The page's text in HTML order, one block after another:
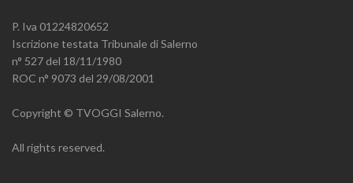
P. Iva 01224820652
Iscrizione testata Tribunale di Salerno
n° 527 del 18/11/1980
ROC n° 9073 del 29/08/2001
Copyright © TVOGGI Salerno.
All rights reserved.